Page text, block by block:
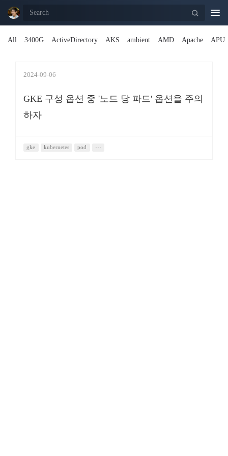
All
3400G ActiveDirectory AKS ambient AMD Apache APU
2024-09-06
GKE 구성 옵션 중 '노드 당 파드' 옵션을 주의
하자
gke kubernetes pod ···